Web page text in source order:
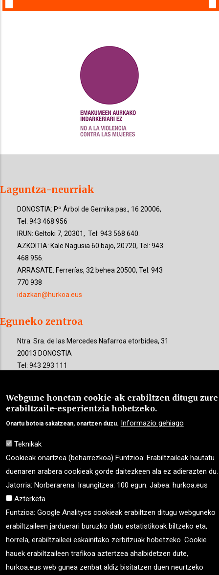
Laguntza-neurriak
DONOSTIA: Pº Árbol de Gernika pas., 16 20006,
Tel: 943 468 956
IRUN: Geltoki 7, 20301, Tel: 943 568 640.
AZKOITIA: Kale Nagusia 60 bajo, 20720, Tel: 943
468 956.
ARRASATE: Ferrerías, 32 behea 20500, Tel: 943
770 938
idazkari@hurkoa.eus
Eguneko zentroa
Ntra. Sra. de las Mercedes Nafarroa etorbidea, 31
20013 DONOSTIA
Tel: 943 293 111
Zerbitzu orokorrak
Morlans 13, behea 20009 DONOSTIA
idazkari@hurkoa.eus
©«Fundación Hurkoa- Hurkoa Fundazioa
guztiak erreserbatuta. Garapena eta diseinuaIBD
Lege-oharra|Cookie politika|Pribatutasun politika|
Webgune honetan cookie-ak erabiltzen ditugu zure
erabiltzaile-esperientzia hobetzeko.
Onartu botoia sakatzean, onartzen duzu. Informazio gehiago
Teknikak
Cookieak onartzea (beharrezkoa) Funtzioa: Erabiltzaileak hautatu
duenaren arabera cookieak gorde daitezkeen ala ez adierazten du.
Jatorria: Norberarena. Iraungitzea: 100 egun. Jabea: hurkoa.eus
Azterketa
Funtzioa: Google Analitycs cookieak erabiltzen ditugu webguneko
erabiltzaileen jarduerari buruzko datu estatistikoak biltzeko eta,
horrela, erabiltzaileei eskainitako zerbitzuak hobetzeko. Cookie
hauek erabiltzaileen trafikoa aztertzea ahalbidetzen dute,
hurkoa.eus web gunea zenbat aldiz bisitatzen duen neurtzeko